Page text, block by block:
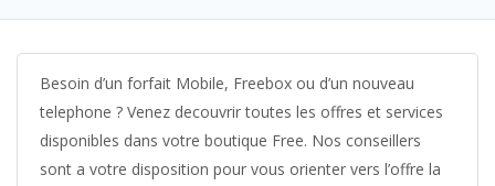
Besoin d’un forfait Mobile, Freebox ou d’un nouveau
telephone ? Venez decouvrir toutes les offres et services
disponibles dans votre boutique Free. Nos conseillers
sont a votre disposition pour vous orienter vers l’offre la